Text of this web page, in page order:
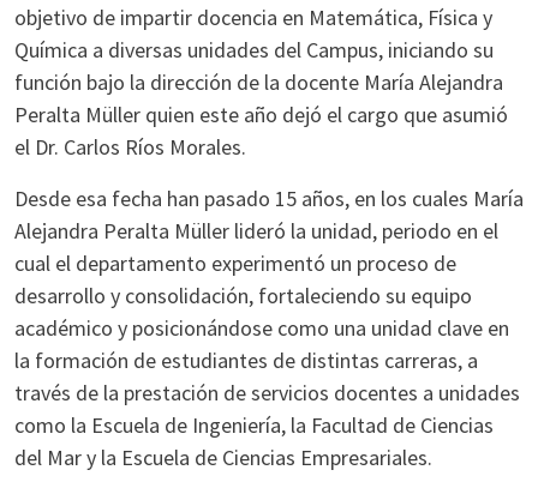
objetivo de impartir docencia en Matemática, Física y
Química a diversas unidades del Campus, iniciando su
función bajo la dirección de la docente María Alejandra
Peralta Müller quien este año dejó el cargo que asumió
el Dr. Carlos Ríos Morales.
Desde esa fecha han pasado 15 años, en los cuales María
Alejandra Peralta Müller lideró la unidad, periodo en el
cual el departamento experimentó un proceso de
desarrollo y consolidación, fortaleciendo su equipo
académico y posicionándose como una unidad clave en
la formación de estudiantes de distintas carreras, a
través de la prestación de servicios docentes a unidades
como la Escuela de Ingeniería, la Facultad de Ciencias
del Mar y la Escuela de Ciencias Empresariales.